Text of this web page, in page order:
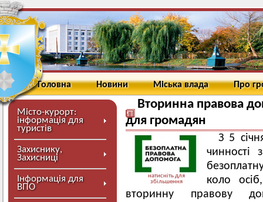
Головна Новини Міська влада Про
Місто-курорт:
інформація для
туристів
Захиснику,
Захисниці
Інформація для
ВПО
Вторинна правова
для громадян
натисніть для
збільшення
З 5
чинності
коло
вторинну правову